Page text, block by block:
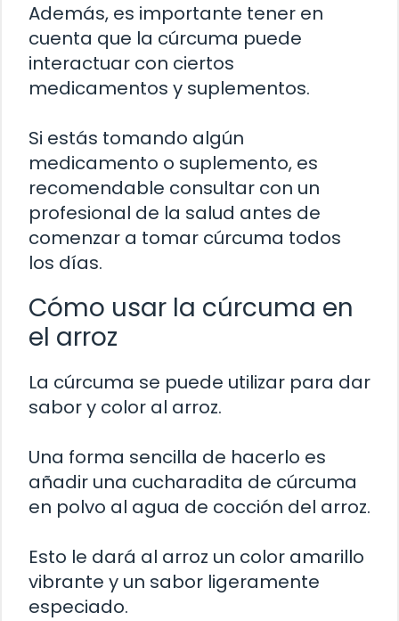
Además, es importante tener en
cuenta que la cúrcuma puede
interactuar con ciertos
medicamentos y suplementos.
Si estás tomando algún
medicamento o suplemento, es
recomendable consultar con un
profesional de la salud antes de
comenzar a tomar cúrcuma todos
los días.
Cómo usar la cúrcuma en
el arroz
La cúrcuma se puede utilizar para dar
sabor y color al arroz.
Una forma sencilla de hacerlo es
añadir una cucharadita de cúrcuma
en polvo al agua de cocción del arroz.
Esto le dará al arroz un color amarillo
vibrante y un sabor ligeramente
especiado.